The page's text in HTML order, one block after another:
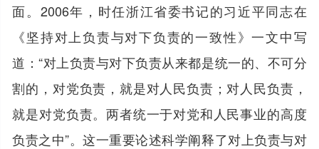
面。2006年，时任浙江省委书记的习近平同志在
《坚持对上负责与对下负责的一致性》一文中写
道：“对上负责与对下负责从来都是统一的、不可分
割的，对党负责，就是对人民负责；对人民负责，
就是对党负责。两者统一于对党和人民事业的高度
负责之中”。这一重要论述科学阐释了对上负责与对